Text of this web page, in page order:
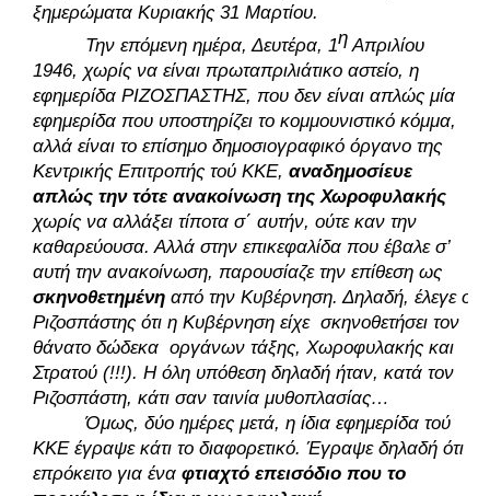
ξημερώματα Κυριακής 31 Μαρτίου.
Την επόμενη ημέρα, Δευτέρα, 1η Απριλίου
1946, χωρίς να είναι πρωταπριλιάτικο αστείο, η
εφημερίδα ΡΙΖΟΣΠΑΣΤΗΣ, που δεν είναι απλώς μία
εφημερίδα που υποστηρίζει το κομμουνιστικό κόμμα,
αλλά είναι το επίσημο δημοσιογραφικό όργανο της
Κεντρικής Επιτροπής τού ΚΚΕ, αναδημοσίευε
απλώς την τότε ανακοίνωση της Χωροφυλακής
χωρίς να αλλάξει τίποτα σ΄ αυτήν, ούτε καν την
καθαρεύουσα. Αλλά στην επικεφαλίδα που έβαλε σ’
σκηνοθετημένη από την Κυβέρνηση. Δηλαδή, έλεγε ο
Ριζοσπάστης ότι η Κυβέρνηση είχε  σκηνοθετήσει τον
θάνατο δώδεκα  οργάνων τάξης, Χωροφυλακής και
Στρατού (!!!). Η όλη υπόθεση δηλαδή ήταν, κατά τον
Ριζοσπάστη, κάτι σαν ταινία μυθοπλασίας…
Όμως, δύο ημέρες μετά, η ίδια εφημερίδα τού
ΚΚΕ έγραψε κάτι το διαφορετικό. Έγραψε δηλαδή ότι
επρόκειτο για ένα φτιαχτό επεισόδιο που το